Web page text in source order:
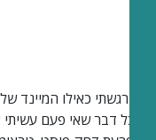
"הרגשתי כאילו המיינד
בכל דבר שאי פעם עשיתי